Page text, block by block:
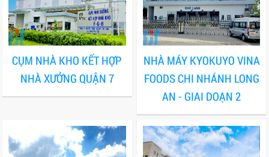
CỤM NHÀ KHO KẾT HỢP
NHÀ XƯỞNG QUẬN 7
NHÀ MÁY KYOKUYO VINA
FOODS CHI NHÁNH LONG
AN - GIAI DOẠN 2